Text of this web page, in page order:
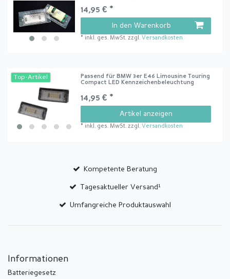
14,95 € *
In den Warenkorb
* inkl. ges. MwSt. zzgl. Versandkosten
Top-Artikel
Passend für BMW 3er E46 Limousine Touring
Compact LED Kennzeichenbeleuchtung
14,95 € *
Artikel anzeigen
* inkl. ges. MwSt. zzgl. Versandkosten
Kompetente Beratung
Tagesaktueller Versand¹
Umfangreiche Produktauswahl
Informationen
Batteriegesetz